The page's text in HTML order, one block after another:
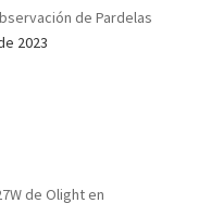
de Pardelas
2023
de Olight en